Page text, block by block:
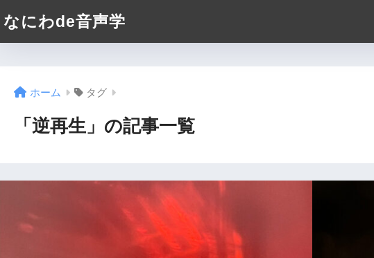
なにわde音声学
ホーム タグ
「逆再生」の記事一覧